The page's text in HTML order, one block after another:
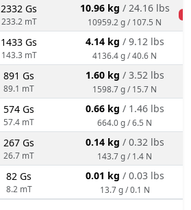
2332 Gs
233.2 mT
10.96 kg / 24.16 lbs
10959.2 g / 107.5 N
1433 Gs
143.3 mT
4.14 kg / 9.12 lbs
4136.4 g / 40.6 N
891 Gs
89.1 mT
1.60 kg / 3.52 lbs
1598.7 g / 15.7 N
574 Gs
57.4 mT
0.66 kg / 1.46 lbs
664.0 g / 6.5 N
267 Gs
26.7 mT
0.14 kg / 0.32 lbs
143.7 g / 1.4 N
82 Gs
8.2 mT
0.01 kg / 0.03 lbs
13.7 g / 0.1 N